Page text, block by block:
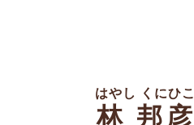
林 邦彦
はやし くにひこ